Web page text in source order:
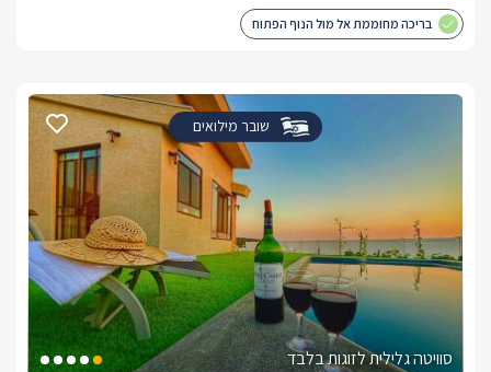
בריכה מחוממת אל מול הנוף הפתוח
שובר מילואים
סוויטה גלילית לזוגות בלבד